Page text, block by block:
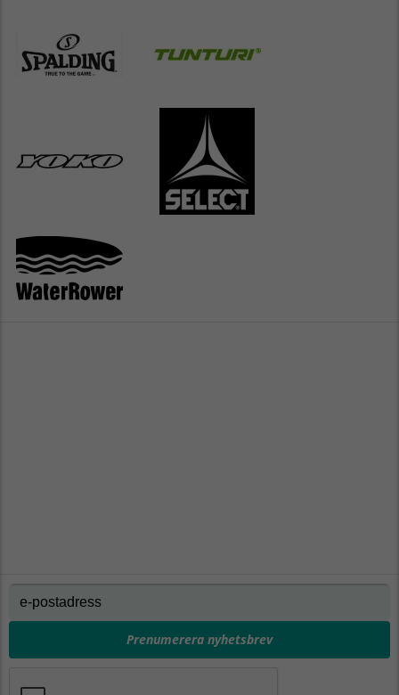
Prenumerera nyhetsbrev